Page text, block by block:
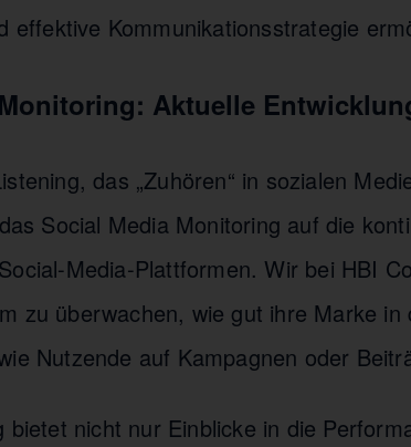
effektive Kommunikationsstrategie
Aktuelle
das „Zuhören“ in sozialen
Social Media Monitoring auf die
Media-Plattformen. Wir bei HBI
zu überwachen, wie gut ihre Marke in
Nutzende auf Kampagnen oder
bietet nicht nur Einblicke in die